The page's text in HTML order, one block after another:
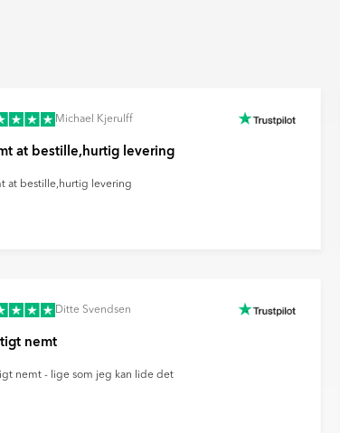
genskin.
Michael Kjerulff
at bestille,hurtig levering
at bestille,hurtig levering
Ditte Svendsen
nemt
nemt - lige som jeg kan lide det